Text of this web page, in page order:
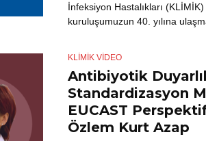
İnfeksiyon Hastalıkları
kuruluşumuzun 40. yılına
KLİMİK VIDEO
Antibiyotik
Standardizasyon
EUCAST
Özlem Kurt Azap